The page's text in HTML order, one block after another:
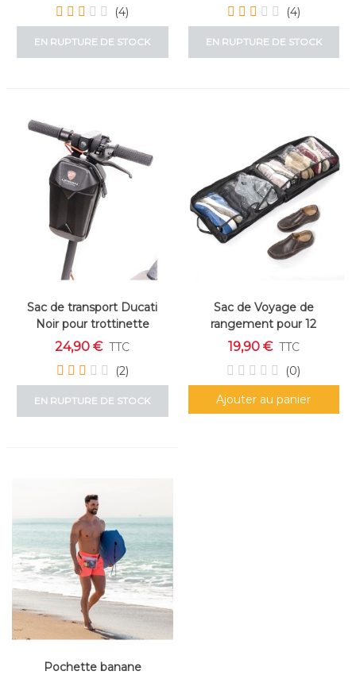
(4)
EN RUPTURE DE STOCK
(4)
EN RUPTURE DE STOCK
Sac de transport Ducati
Noir pour trottinette
24,90 € TTC
(2)
EN RUPTURE DE STOCK
Sac de Voyage de
rangement pour 12
Chaussures
19,90 € TTC
(0)
Ajouter au panier
Pochette banane